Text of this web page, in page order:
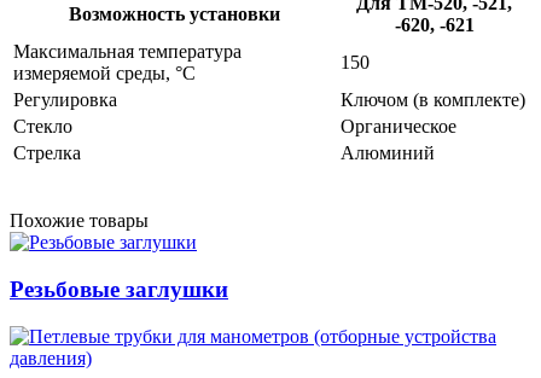
Возможность установки
-620, -621
Максимальная температура
измеряемой среды, °С
150
Регулировка
Ключом (в комплекте)
Стекло
Органическое
Стрелка
Алюминий
Похожие товары
Резьбовые заглушки